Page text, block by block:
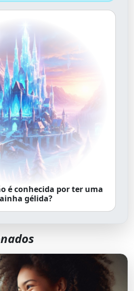
é conhecida por ter uma
gélida?